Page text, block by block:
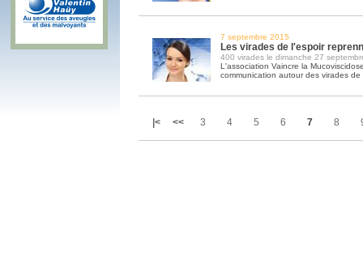
7 septembre 2015
Les virades de l'espoir
400 virades le dimanche 27
L'association Vaincre la
communication autour des virades de
|< << 3 4 5 6 7 8